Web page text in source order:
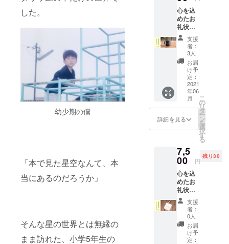
した。
幼少期の僕
「本で見た星空なんて、本
当にあるのだろうか」
そんな星の世界とは無縁の
まま訪れた、小学5年生の
意で上
乗せす
ること
が可能
です。
心を込
めたお
礼状と
星空の
写真を
お送り
しま
す。 <
内容>
☆ お礼
心を込
めたお
礼状と
オリジ
ナルマ
グカッ
プをお
送りし
ます。
<内容>
☆ お礼
リジナ
ルマグ
カップ
はステ
ンレス
製なの
で、保
温に優
れてい
ます！
(容量
380mL)
支援
者：
3人
お届
け予
定：
2021
年06
月
詳細を見る
こ
の
リ
タ
ー
ン
を
選
択
す
る
7,5
00 円
残り30
心を込
めたお
礼状と
オリジ
ナル
トート
バッグ
をお送
りしま
支援
者：
0人
お届
け予
定：